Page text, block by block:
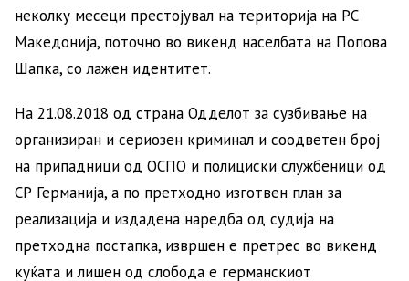
неколку месеци престојувал на територија на РС
Македонија, поточно во викенд населбата на Попова
Шапка, со лажен идентитет.
На 21.08.2018 од страна Одделот за сузбивање на
организиран и сериозен криминал и соодветен број
на припадници од ОСПО и полициски службеници од
СР Германија, а по претходно изготвен план за
реализација и издадена наредба од судија на
претходна постапка, извршен е претрес во викенд
куќата и лишен од слобода е германскиот